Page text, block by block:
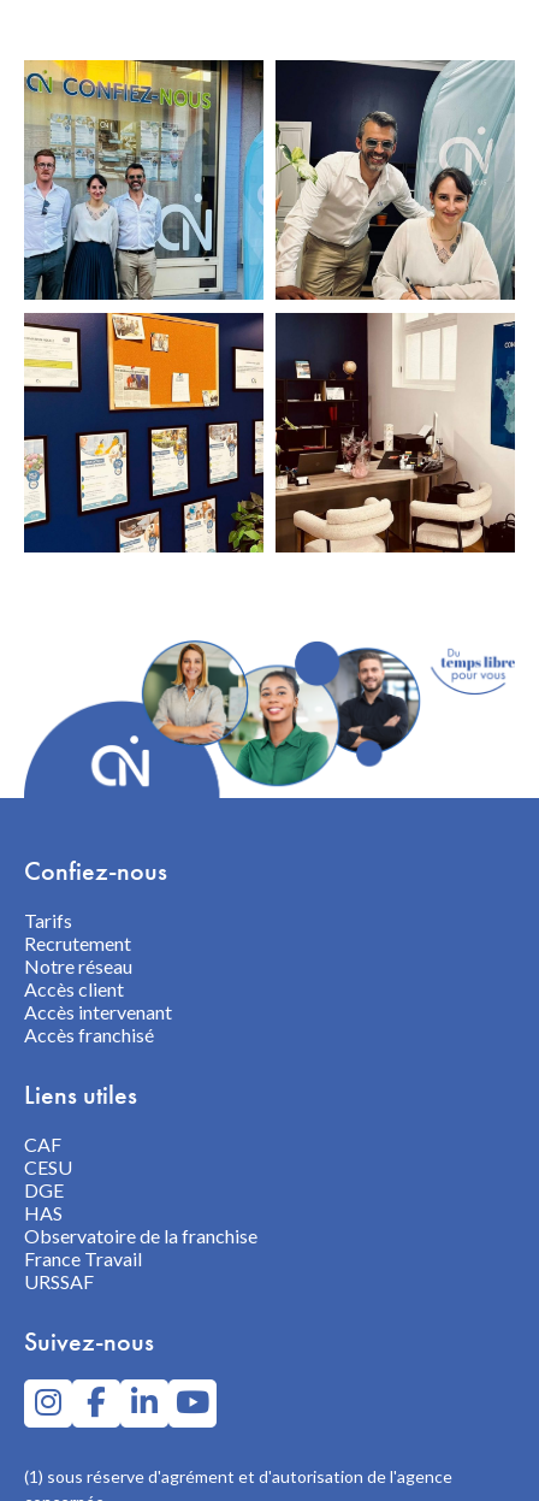
Confiez-nous
Tarifs
Recrutement
Notre réseau
Accès client
Accès intervenant
Accès franchisé
Liens utiles
CAF
CESU
DGE
HAS
Observatoire de la franchise
France Travail
URSSAF
Suivez-nous
(1) sous réserve d'agrément et d'autorisation de l'agence